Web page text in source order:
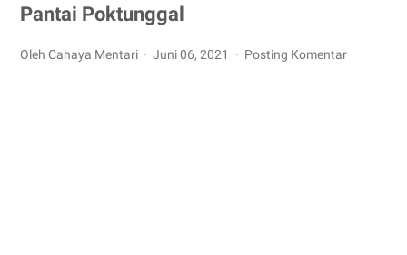
Pantai Poktunggal
Oleh Cahaya Mentari Juni 06, 2021 Posting Komentar